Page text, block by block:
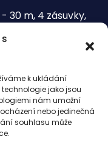
k ukládání
jako jsou
nám umožní
nebo jedinečná
souhlasu může
30 m, 4 zásuvky,
bílá